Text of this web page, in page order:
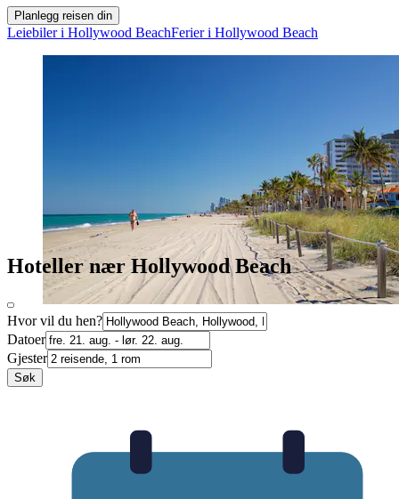
Planlegg reisen din
Leiebiler i Hollywood BeachFerier i Hollywood Beach
Hoteller nær Hollywood Beach
Hvor vil du hen?
Datoer
Gjester
Søk